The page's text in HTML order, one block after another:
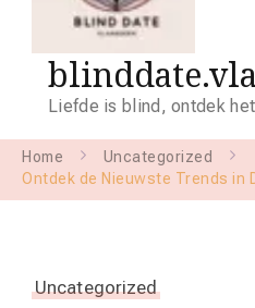
Liefde is blind, ontdek
Home
Uncategorized
Ontdek de Nieuwste Trends in
Uncategorized